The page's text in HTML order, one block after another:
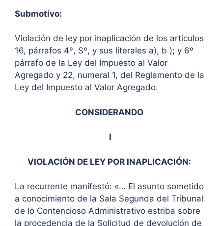
Submotivo:
Violación de ley por inaplicación de los artículos
16, párrafos 4º, Sº, y sus literales a), b ); y 6º
párrafo de la Ley del Impuesto al Valor
Agregado y 22, numeral 1, del Reglamento de la
Ley del Impuesto al Valor Agregado.
CONSIDERANDO
I
VIOLACIÓN DE LEY POR INAPLICACIÓN:
La recurrente manifestó: «… El asunto sometido
a conocimiento de la Sala Segunda del Tribunal
de lo Contencioso Administrativo estriba sobre
la procedencia de la Solicitud de devolución de